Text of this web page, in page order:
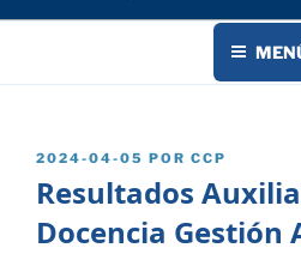
PUBLICADO
2024-04-05 POR CCP
Resultados
Docencia Gestión